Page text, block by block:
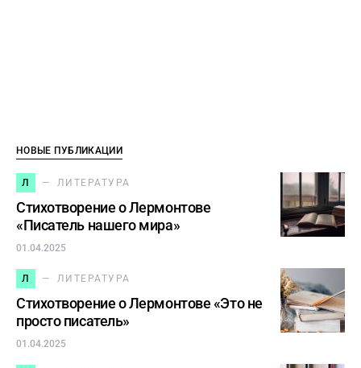
НОВЫЕ ПУБЛИКАЦИИ
Л ЛИТЕРАТУРА
Стихотворение о Лермонтове
«Писатель нашего мира»
01.04.2025
Л ЛИТЕРАТУРА
Стихотворение о Лермонтове «Это не
просто писатель»
01.04.2025